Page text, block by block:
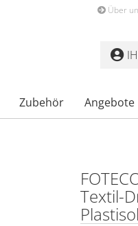
Über
Zubehör Angebote
Textil-